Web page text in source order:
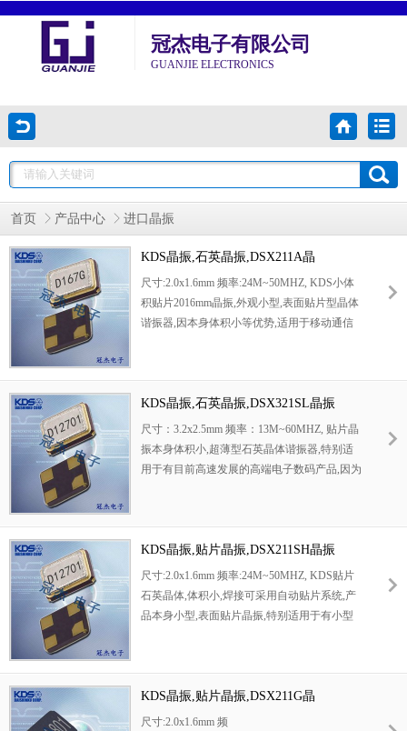
冠杰电子有限公司
GUANJIE ELECTRONICS
首页 产品中心 进口晶振
KDS晶振,石英晶振,DSX211A晶
振,DSX211AL晶振
尺寸:2.0x1.6mm 频率:24M~50MHZ, KDS小体
积贴片2016mm晶振,外观小型,表面贴片型晶体
谐振器,因本身体积小等优势,适用于移动通信
无铅焊接的回流温度曲线要求.
KDS晶振,石英晶振,DSX321SL晶振
尺寸：3.2x2.5mm 频率：13M~60MHZ, 贴片晶
振本身体积小,超薄型石英晶体谐振器,特别适
用于有目前高速发展的高端电子数码产品,因为
谐振器（偏差小）的中间领域的一种性价比较
出色的产品.产品广泛用于笔记本电脑,无线电
话,卫星导航HDD, SSD, USB, Blu-ray等用途,符
合无铅焊接的高温回流焊曲线特性.
KDS晶振,贴片晶振,DSX211SH晶振
尺寸:2.0x1.6mm 频率:24M~50MHZ, KDS贴片
石英晶体,体积小,焊接可采用自动贴片系统,产
品本身小型,表面贴片晶振,特别适用于有小型
在移动通信领域得到了广泛的应用,晶振产品本
身可发挥优良的电气特性,满足无铅焊接的高温
回流温度曲线要求.
KDS晶振,贴片晶振,DSX211G晶
振,1ZZCAA16000BB0A
尺寸:2.0x1.6mm 频